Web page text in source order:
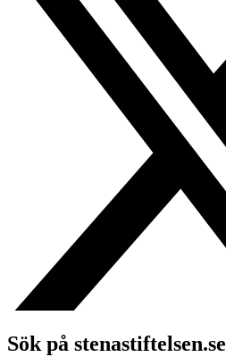
Sök på stenastiftelsen.se